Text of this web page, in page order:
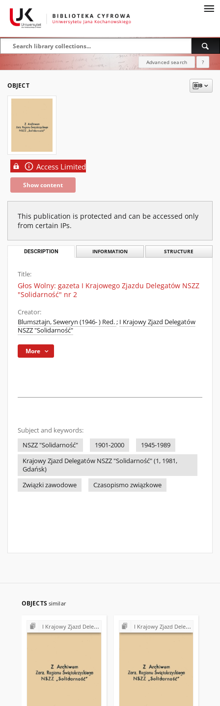
Advanced search ?
OBJECT
Access Limited
Show content
This publication is protected and can be accessed only
from certain IPs.
DESCRIPTION INFORMATION STRUCTURE
Title:
Głos Wolny: gazeta I Krajowego Zjazdu Delegatów NSZZ
"Solidarność" nr 2
Creator:
Blumsztajn, Seweryn (1946- ) Red.; I Krajowy Zjazd Delegatów
NSZZ "Solidarność"
More
Subject and keywords:
NSZZ "Solidarność"
1901-2000
1945-1989
Krajowy Zjazd Delegatów NSZZ "Solidarność" (1, 1981,
Gdańsk)
Związki zawodowe
Czasopismo związkowe
OBJECTS similar
I Krajowy Zjazd Delegatów NSZZ "Solidarność" (1981) I Krajowy Zjazd Delegatów NSZZ "Solidarność" (1981)